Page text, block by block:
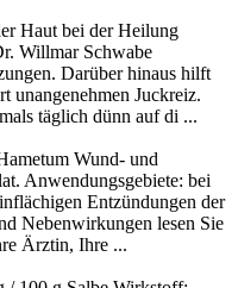
Haut bei der Heilung
Willmar Schwabe
Darüber hinaus hilft
unangenehmen Juckreiz.
täglich dünn auf di ...
Wund- und
Anwendungsgebiete: bei
Entzündungen der
Nebenwirkungen lesen Sie
Ärztin, Ihre ...